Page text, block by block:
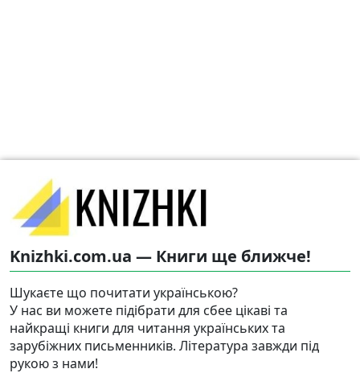
Knizhki.com.ua — Книги ще ближче!
Шукаєте що почитати українською?
У нас ви можете підібрати для сбее цікаві та
найкращі книги для читання українських та
зарубіжних письменників. Література завжди під
рукою з нами!